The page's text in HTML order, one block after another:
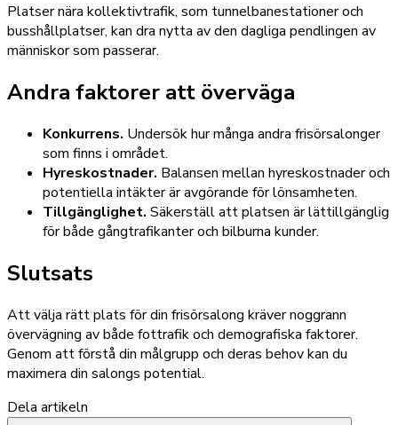
Platser nära kollektivtrafik, som tunnelbanestationer och
busshållplatser, kan dra nytta av den dagliga pendlingen av
människor som passerar.
Andra faktorer att överväga
Konkurrens. Undersök hur många andra frisörsalonger
som finns i området.
Hyreskostnader. Balansen mellan hyreskostnader och
potentiella intäkter är avgörande för lönsamheten.
Tillgänglighet. Säkerställ att platsen är lättillgänglig
för både gångtrafikanter och bilburna kunder.
Slutsats
Att välja rätt plats för din frisörsalong kräver noggrann
övervägning av både fottrafik och demografiska faktorer.
Genom att förstå din målgrupp och deras behov kan du
maximera din salongs potential.
Dela artikeln